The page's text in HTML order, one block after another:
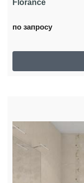
Florance
по запросу